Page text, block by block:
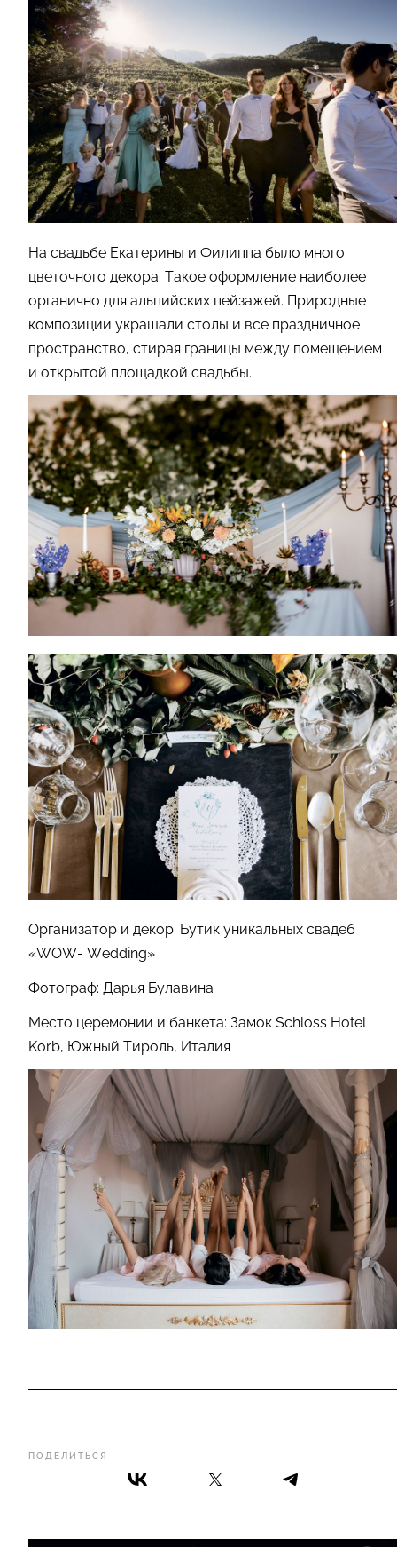
ПОДЕЛИТЬСЯ
На свадьбе Екатерины и Филиппа было много
цветочного декора. Такое оформление наиболее
органично для альпийских пейзажей. Природные
композиции украшали столы и все праздничное
пространство, стирая границы между помещением
и открытой площадкой свадьбы.
Организатор и декор: Бутик уникальных свадеб
«WOW- Wedding»
Фотограф: Дарья Булавина
Место церемонии и банкета: Замок Schloss Hotel
Korb, Южный Тироль, Италия